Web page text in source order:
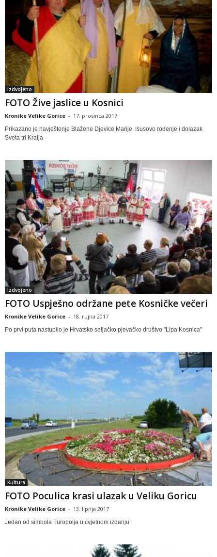
Izdvojeno
FOTO Žive jaslice u Kosnici
Kronike Velike Gorice - 17. prosinca 2017
Prikazano je navještenje Blažene Djevice Marije, Isusovo rođenje i dolazak
Sveta tri Kralja
Izdvojeno
FOTO Uspješno održane pete Kosničke večeri
Kronike Velike Gorice - 18. rujna 2017
Po prvi puta nastupilo je Hrvatsko seljačko pjevačko društvo "Lipa Kosnica"
Kultura
FOTO Poculica krasi ulazak u Veliku Goricu
Kronike Velike Gorice - 13. lipnja 2017
Jedan od simbola Turopolja u cvjetnom izdanju